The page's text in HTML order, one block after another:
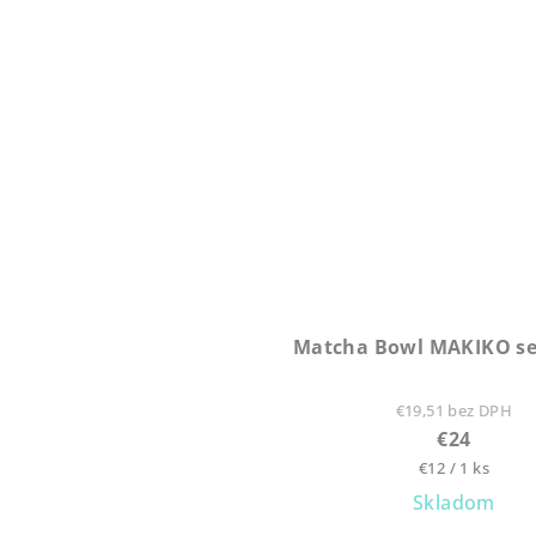
Matcha Bowl MAKIKO
€19,51 bez DPH
€24
Jednotková
cena:
€12 / 1 ks
Skladom